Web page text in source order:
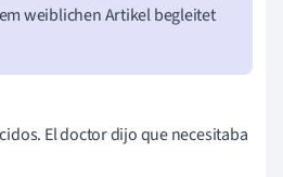
weiblichen Artikel begleitet
. Eldoctordijoquenecesitaba